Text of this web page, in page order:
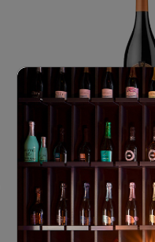
Мелнишки Сепаж
2024
1273 €